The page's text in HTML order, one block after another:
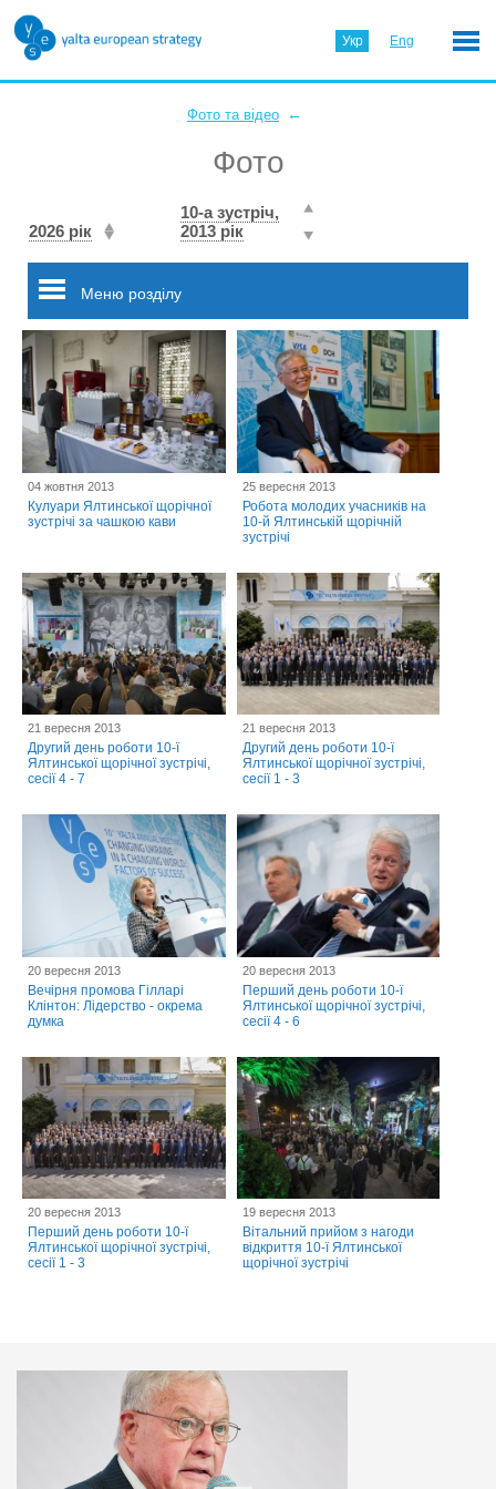
Укр Eng
Фото та відео ←
Фото
2026 рік
10-а зустріч,
2013 рік
Меню розділу
04 жовтня 2013
Кулуари Ялтинської щорічної
зустрічі за чашкою кави
25 вересня 2013
Робота молодих учасників на
10-й Ялтинській щорічній
зустрічі
21 вересня 2013
Другий день роботи 10-ї
Ялтинської щорічної зустрічі,
сесії 4 - 7
21 вересня 2013
Другий день роботи 10-ї
Ялтинської щорічної зустрічі,
сесії 1 - 3
20 вересня 2013
Вечірня промова Гілларі
Клінтон: Лідерство - окрема
думка
20 вересня 2013
Перший день роботи 10-ї
Ялтинської щорічної зустрічі,
сесії 4 - 6
20 вересня 2013
Перший день роботи 10-ї
Ялтинської щорічної зустрічі,
сесії 1 - 3
19 вересня 2013
Вітальний прийом з нагоди
відкриття 10-ї Ялтинської
щорічної зустрічі